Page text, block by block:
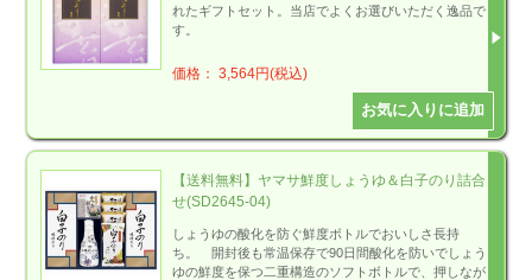
れたギフトセット。当店でよくお選びいただく逸品で
す。
価格： 3,564円(税込)
【送料無料】ヤマサ鮮度しょうゆ＆白子のり詰合
せ(SD2645-04)
しょうゆの酸化を防ぐ鮮度ボトルでおいしさ長持
ち。 開封後も常温保存で90日間酸化を防いでしょう
ゆの鮮度を保つ二重構造のソフトボトルで、押しなが